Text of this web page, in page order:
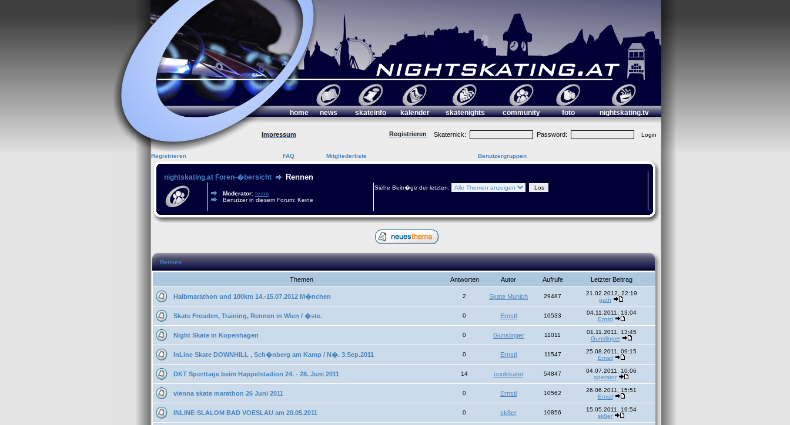
home news skateinfo kalender skatenights community foto nightskating.tv
Impressum Registrieren Skaternick: Password:
Registrieren FAQ Mitgliederliste Benutzergruppen
nightskating.at Foren-�bersicht Rennen
Moderator: team
Benutzer in diesem Forum: Keine
Siehe Beitr�ge der letzten:
Rennen
Themen Antworten Autor Aufrufe Letzter Beitrag
Halbmarathon und 100km 14.-15.07.2012 M�nchen 2 Skate Munich 29487
21.02.2012, 22:19
gath
Skate Freuden, Training, Rennen in Wien / �ste. 0 Ernstl 10533
04.11.2011, 13:04
Ernstl
Night Skate in Kopenhagen 0 Gunslinger 11011
01.11.2011, 13:45
Gunslinger
InLine Skate DOWNHILL , Sch�nberg am Kamp / N�. 3.Sep.2011 0 Ernstl 11547
25.08.2011, 09:15
Ernstl
DKT Sporttage beim Happelstadion 24. - 28. Juni 2011 14 coolskater 54847
04.07.2011, 10:06
operator
vienna skate marathon 26 Juni 2011 0 Ernstl 10562
26.06.2011, 15:51
Ernstl
INLINE-SLALOM BAD VOESLAU am 20.05.2011 0 sk8er 10856
15.05.2011, 19:54
sk8er